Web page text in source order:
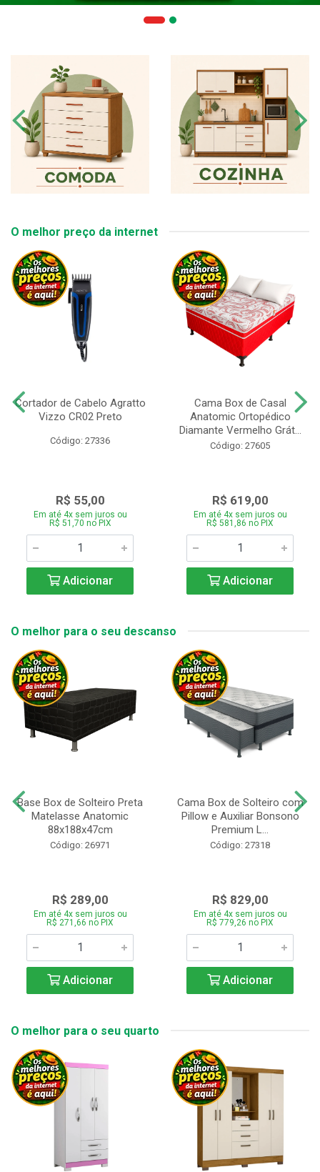
O melhor preço da internet
Cortador de Cabelo Agratto
Vizzo CR02 Preto
Código: 27336
R$ 55,00
Em até 4x sem juros ou
R$ 51,70 no PIX
Adicionar
Cama Box de Casal
Anatomic Ortopédico
Diamante Vermelho Grát...
Código: 27605
R$ 619,00
Em até 4x sem juros ou
R$ 581,86 no PIX
Adicionar
O melhor para o seu descanso
Base Box de Solteiro Preta
Matelasse Anatomic
88x188x47cm
Código: 26971
R$ 289,00
Em até 4x sem juros ou
R$ 271,66 no PIX
Adicionar
Cama Box de Solteiro com
Pillow e Auxiliar Bonsono
Premium L...
Código: 27318
R$ 829,00
Em até 4x sem juros ou
R$ 779,26 no PIX
Adicionar
O melhor para o seu quarto